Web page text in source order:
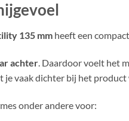
135 mm heeft een
achter . Daardoor voelt het
je vaak dichter bij het product
onder andere voor: